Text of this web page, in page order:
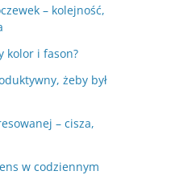
– kolejność,
kolor i fason?
żeby był
– cisza,
w codziennym